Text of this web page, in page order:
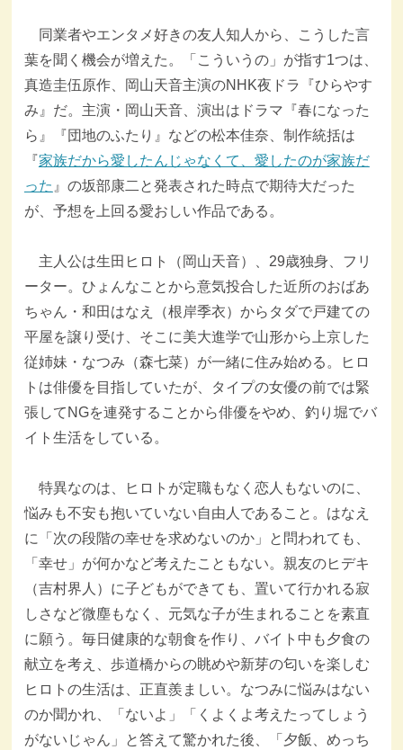
同業者やエンタメ好きの友人知人から、こうした言
葉を聞く機会が増えた。「こういうの」が指す1つは、
真造圭伍原作、岡山天音主演のNHK夜ドラ『ひらやす
み』だ。主演・岡山天音、演出はドラマ『春になった
ら』『団地のふたり』などの松本佳奈、制作統括は
『家族だから愛したんじゃなくて、愛したのが家族だ
った 』の坂部康二と発表された時点で期待大だった
が、予想を上回る愛おしい作品である。
主人公は生田ヒロト（岡山天音）、29歳独身、フリ
ーター。ひょんなことから意気投合した近所のおばあ
ちゃん・和田はなえ（根岸季衣）からタダで戸建ての
平屋を譲り受け、そこに美大進学で山形から上京した
従姉妹・なつみ（森七菜）が一緒に住み始める。ヒロ
トは俳優を目指していたが、タイプの女優の前では緊
張してNGを連発することから俳優をやめ、釣り堀でバ
イト生活をしている。
特異なのは、ヒロトが定職もなく恋人もないのに、
悩みも不安も抱いていない自由人であること。はなえ
に「次の段階の幸せを求めないのか」と問われても、
「幸せ」が何かなど考えたこともない。親友のヒデキ
（吉村界人）に子どもができても、置いて行かれる寂
しさなど微塵もなく、元気な子が生まれることを素直
に願う。毎日健康的な朝食を作り、バイト中も夕食の
献立を考え、歩道橋からの眺めや新芽の匂いを楽しむ
ヒロトの生活は、正直羨ましい。なつみに悩みはない
のか聞かれ、「ないよ」「くよくよ考えたってしょう
がないじゃん」と答えて驚かれた後、「夕飯、めっち